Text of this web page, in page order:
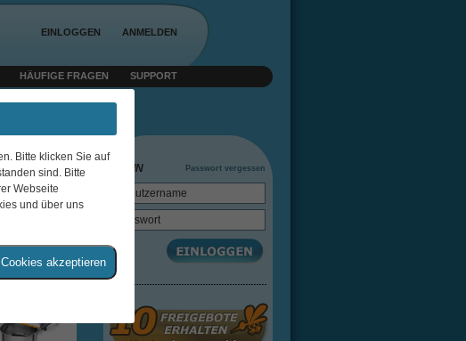
EINLOGGEN
ANMELDEN
HÄUFIGE FRAGEN SUPPORT
€ 8,30 an desmo16
LOGIN Passwort vergessen
2| 3|4 |5 »
Bitte klicken Sie auf
sind. Bitte
Webseite
und über uns
akzeptieren